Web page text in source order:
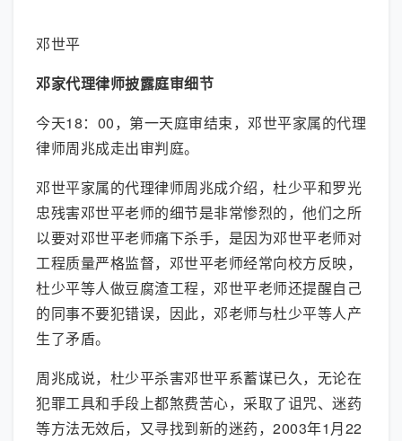
邓世平
邓家代理律师披露庭审细节
今天18：00，第一天庭审结束，邓世平家属的代理
律师周兆成走出审判庭。
邓世平家属的代理律师周兆成介绍，杜少平和罗光
忠残害邓世平老师的细节是非常惨烈的，他们之所
以要对邓世平老师痛下杀手，是因为邓世平老师对
工程质量严格监督，邓世平老师经常向校方反映，
杜少平等人做豆腐渣工程，邓世平老师还提醒自己
的同事不要犯错误，因此，邓老师与杜少平等人产
生了矛盾。
周兆成说，杜少平杀害邓世平系蓄谋已久，无论在
犯罪工具和手段上都煞费苦心，采取了诅咒、迷药
等方法无效后，又寻找到新的迷药，2003年1月22